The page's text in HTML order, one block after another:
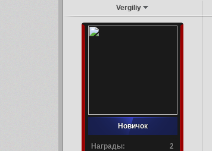
Vergiliy
Новичок
Награды:
2